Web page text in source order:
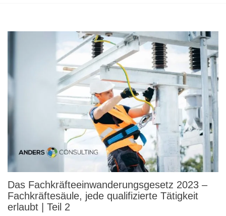
Das Fachkräfteeinwanderungsgesetz 2023 –
Fachkräftesäule, jede qualifizierte Tätigkeit
erlaubt | Teil 2